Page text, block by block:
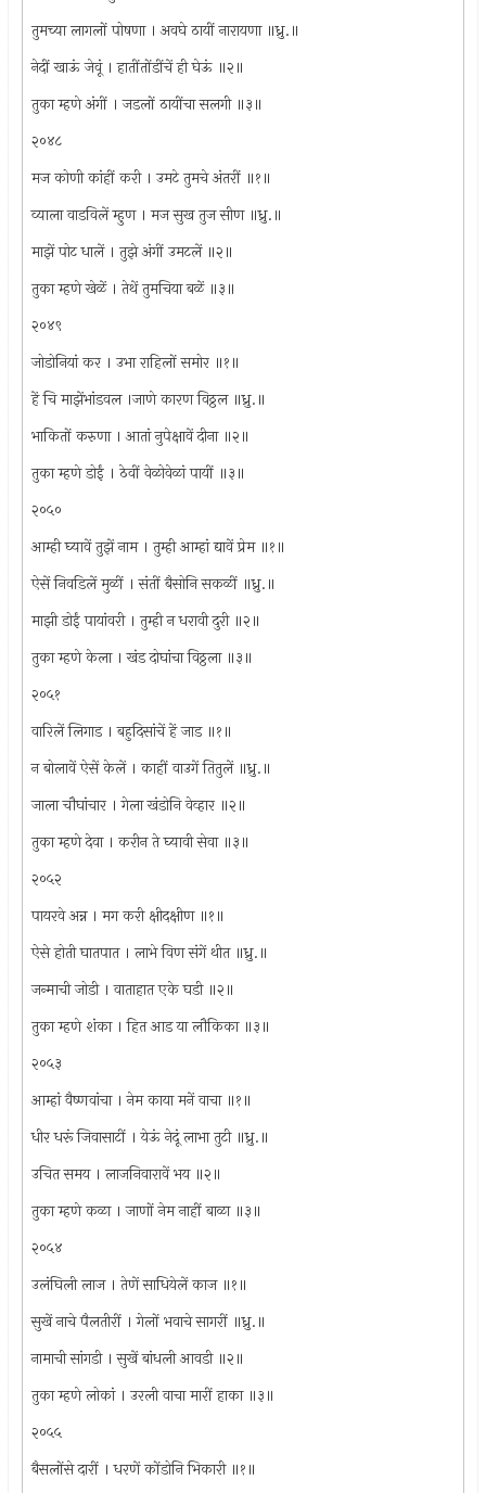
तुमच्या लागलों पोषणा । अवघे ठायीं नारायणा ॥ध्रु.॥
नेदीं खाऊं जेवूं । हातींतोंडींचें ही घेऊं ॥२॥
तुका म्हणे अंगीं । जडलों ठायींचा सलगी ॥३॥
२०४८
मज कोणी कांहीं करी । उमटे तुमचे अंतरीं ॥१॥
व्याला वाडविलें म्हुण । मज सुख तुज सीण ॥ध्रु.॥
माझें पोट धालें । तुझे अंगीं उमटलें ॥२॥
तुका म्हणे खेळें । तेथें तुमचिया बळें ॥३॥
२०४९
जोडोनियां कर । उभा राहिलों समोर ॥१॥
हें चि माझेंभांडवल ।जाणे कारण विठ्ठल ॥ध्रु.॥
भाकितों करुणा । आतां नुपेक्षावें दीना ॥२॥
तुका म्हणे डोईं । ठेवीं वेळोवेळां पायीं ॥३॥
२०५०
आम्ही घ्यावें तुझें नाम । तुम्ही आम्हां द्यावें प्रेम ॥१॥
ऐसें निवडिलें मुळीं । संतीं बैसोनि सकळीं ॥ध्रु.॥
माझी डोईं पायांवरी । तुम्ही न धरावी दुरी ॥२॥
तुका म्हणे केला । खंड दोघांचा विठ्ठला ॥३॥
२०५१
वारिलें लिगाड । बहुदिसांचें हें जाड ॥१॥
न बोलावें ऐसें केलें । काहीं वाउगें तितुलें ॥ध्रु.॥
जाला चौघांचार । गेला खंडोनि वेव्हार ॥२॥
तुका म्हणे देवा । करीन ते घ्यावी सेवा ॥३॥
२०५२
पायरवे अन्न । मग करी क्षीदक्षीण ॥१॥
ऐसे होती घातपात । लाभे विण संगें थीत ॥ध्रु.॥
जन्माची जोडी । वाताहात एके घडी ॥२॥
तुका म्हणे शंका । हित आड या लौकिका ॥३॥
२०५३
आम्हां वैष्णवांचा । नेम काया मनें वाचा ॥१॥
धीर धरूं जिवासाटीं । येऊं नेदूं लाभा तुटी ॥ध्रु.॥
उचित समय । लाजनिवारावें भय ॥२॥
तुका म्हणे कळा । जाणों नेम नाहीं बाळा ॥३॥
२०५४
उलंघिली लाज । तेणें साधियेलें काज ॥१॥
सुखें नाचे पैलतीरीं । गेलों भवाचे सागरीं ॥ध्रु.॥
नामाची सांगडी । सुखें बांधली आवडी ॥२॥
तुका म्हणे लोकां । उरली वाचा मारीं हाका ॥३॥
२०५५
बैसलोंसे दारीं । धरणें कोंडोनि भिकारी ॥१॥